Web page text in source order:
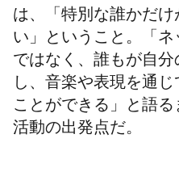
は、「特別な誰かだ
い」ということ。「
ではなく、誰もが自
し、音楽や表現を通
ことができる」と語
活動の出発点だ。